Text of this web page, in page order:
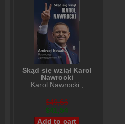
Skąd się wziął Karol
Nawrocki
Karol Nawrocki
$49,66
$41,54